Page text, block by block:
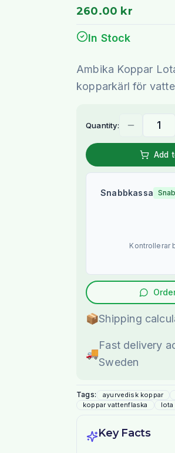
260.00 kr
In Stock
Ambika Koppar
kopparkärl för
Quantity:
Add
Snabbkassa
Kontrollerar
📦Shipping
🚚
Fast delivery
Sweden
Tags: ayurvedisk koppar
koppar vattenflaska
lota
Key Facts